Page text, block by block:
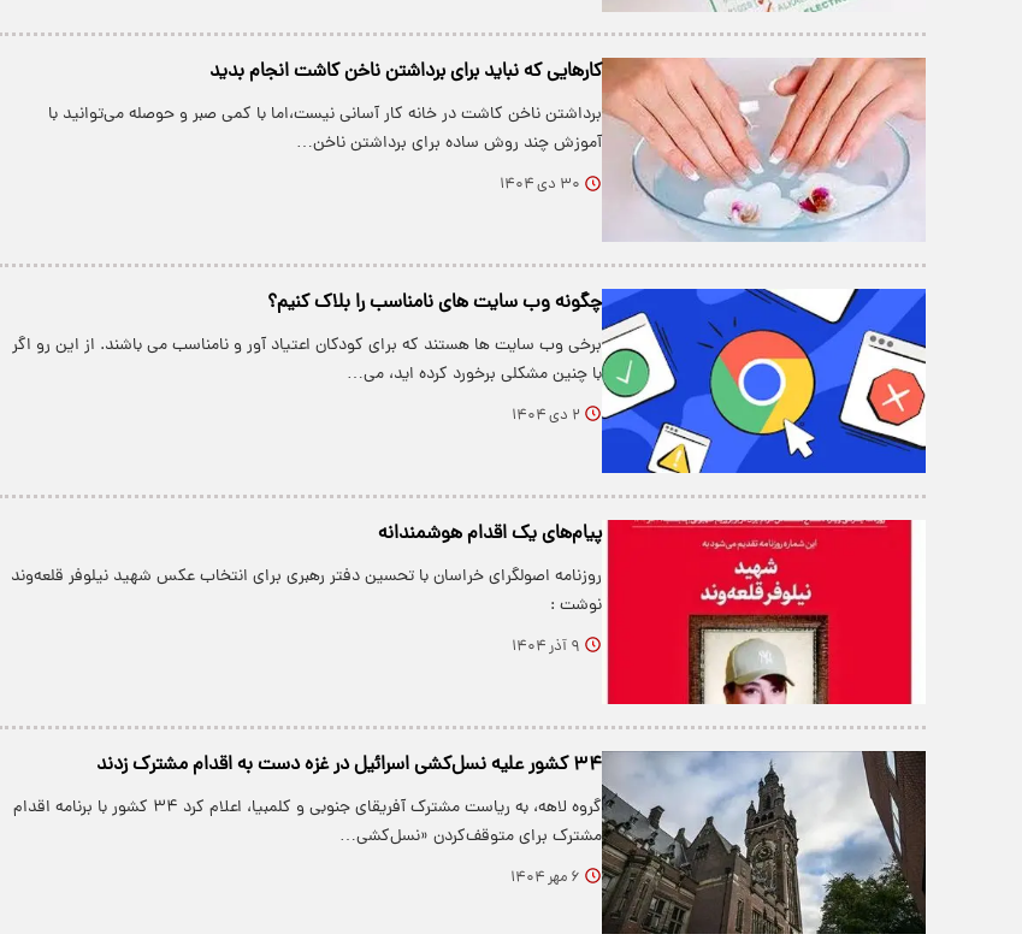
کارهایی که نباید برای برداشتن ناخن کاشت انجام بدید
برداشتن ناخن کاشت در خانه کار آسانی نیست،اما با کمی صبر و حوصله می‌توانید با
آموزش چند روش ساده برای برداشتن ناخن…
۳۰ دی ۱۴۰۴
چگونه وب سایت های نامناسب را بلاک کنیم؟
برخی وب سایت ها هستند که برای کودکان اعتیاد آور و نامناسب می باشند. از این رو اگر
با چنین مشکلی برخورد کرده اید، می…
۲ دی ۱۴۰۴
​​​​​​پیام‌های یک‌ اقدام هوشمندانه
روزنامه اصولگرای خراسان با تحسین دفتر رهبری برای انتخاب عکس شهید نیلوفر قلعه‌وند
نوشت :
۹ آذر ۱۴۰۴
۳۴ کشور علیه نسل‌کشی اسرائیل در غزه دست به اقدام مشترک زدند
گروه لاهه، به ریاست مشترک آفریقای جنوبی و کلمبیا، اعلام کرد ۳۴ کشور با برنامه اقدام
مشترک برای متوقف‌کردن «نسل‌کشی…
۶ مهر ۱۴۰۴